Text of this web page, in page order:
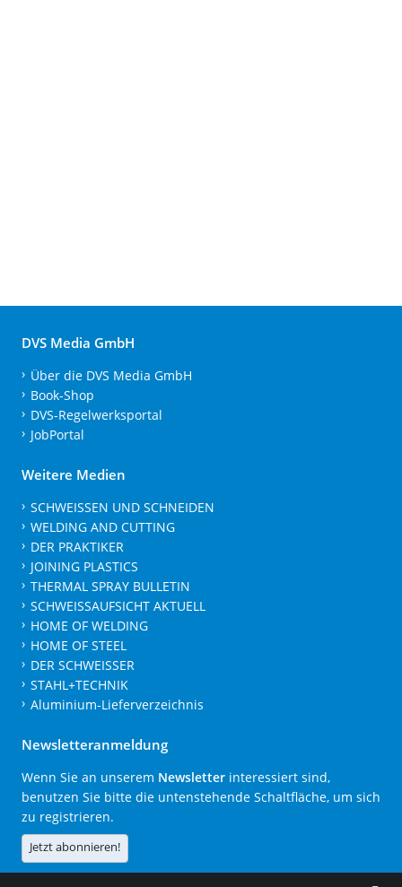
DVS Media GmbH
Über die DVS Media GmbH
Book-Shop
DVS-Regelwerksportal
JobPortal
Weitere Medien
SCHWEISSEN UND SCHNEIDEN
WELDING AND CUTTING
DER PRAKTIKER
JOINING PLASTICS
THERMAL SPRAY BULLETIN
SCHWEISSAUFSICHT AKTUELL
HOME OF WELDING
HOME OF STEEL
DER SCHWEISSER
STAHL+TECHNIK
Aluminium-Lieferverzeichnis
Newsletteranmeldung
Wenn Sie an unserem Newsletter interessiert sind,
benutzen Sie bitte die untenstehende Schaltfläche, um sich
zu registrieren.
Jetzt abonnieren!